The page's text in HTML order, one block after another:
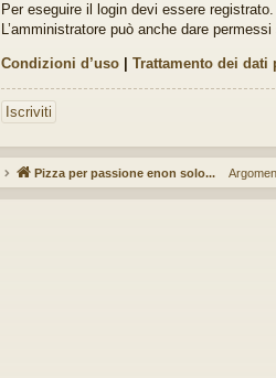
Per eseguire il login devi essere
L’amministratore può anche dare
Condizioni d’uso Trattamento dei dati
Iscriviti
Pizza per passione enon solo...